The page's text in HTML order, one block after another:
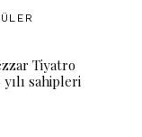
Tiyatro
sahipleri